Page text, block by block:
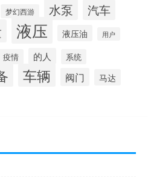
梦幻西游 水泵 汽车
液压 液压油 用户
疫情 的人 系统
车辆 阀门 马达